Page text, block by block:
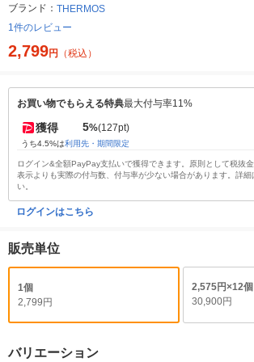
ブランド： THERMOS
1件のレビュー
2,799円 （税込）
お買い物でもらえる特典最大付与率11%
獲得 5%(127pt)
うち4.5%は利用先・期間限定
ログイン&全額PayPay支払いで獲得できます。原則として税抜金
表示よりも実際の付与数、付与率が少ない場合があります。詳細
い。
ログインはこちら
販売単位
1個
2,799円
2,575円×12個
30,900円
バリエーション